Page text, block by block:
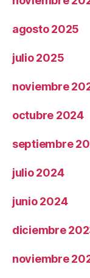
agosto 2025
julio 2025
noviembre
octubre 2024
septiembre
julio 2024
junio 2024
diciembre
noviembre